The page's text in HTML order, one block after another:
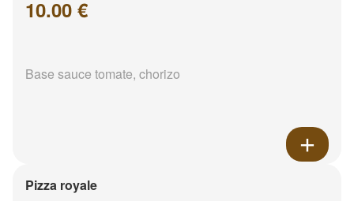
10.00 €
Base sauce tomate, chorizo
Pizza royale